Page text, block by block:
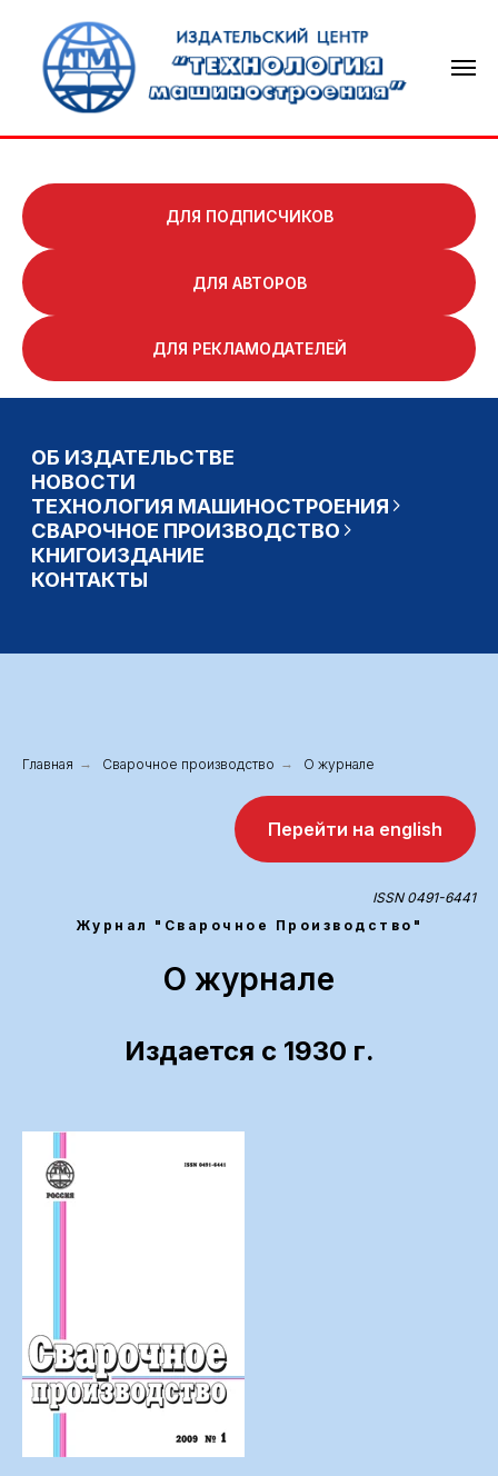
ДЛЯ ПОДПИСЧИКОВ
ДЛЯ АВТОРОВ
ДЛЯ РЕКЛАМОДАТЕЛЕЙ
ОБ ИЗДАТЕЛЬСТВЕ
НОВОСТИ
ТЕХНОЛОГИЯ МАШИНОСТРОЕНИЯ
СВАРОЧНОЕ ПРОИЗВОДСТВО
КНИГОИЗДАНИЕ
Главная → Сварочное производство → О журнале
Перейти на english
ISSN 0491-6441
Журнал "Сварочное Производство"
О журнале
Издается с 1930 г.